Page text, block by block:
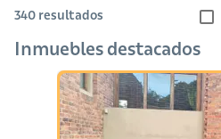
340 resultados
Inmuebles destacados